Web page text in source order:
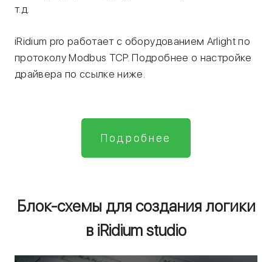
т.д.
iRidium pro работает с оборудованием Arlight по
протоколу Modbus TCP. Подробнее о настройке
драйвера по ссылке ниже.
Подробнее
Блок-схемы для создания логики
в iRidium studio